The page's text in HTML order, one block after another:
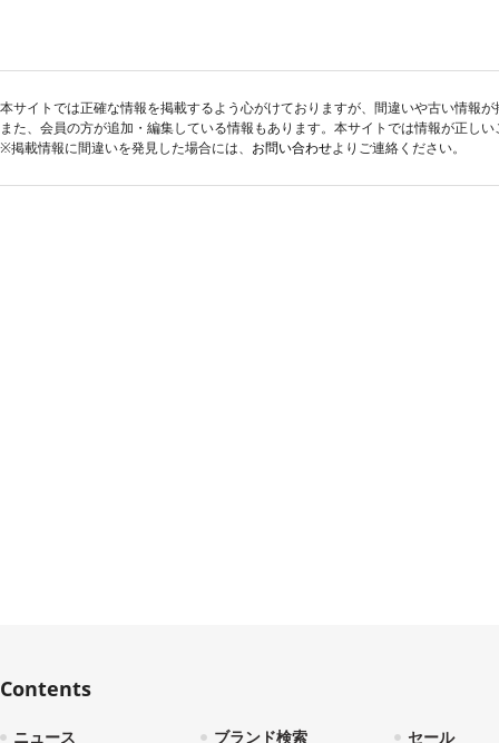
本サイトでは正確な情報を掲載するよう心がけておりますが、間違いや古い情報
また、会員の方が追加・編集している情報もあります。本サイトでは情報が正し
※掲載情報に間違いを発見した場合には、 お問い合わせよりご連絡ください。
Contents
ニュース ブランド検索 セール